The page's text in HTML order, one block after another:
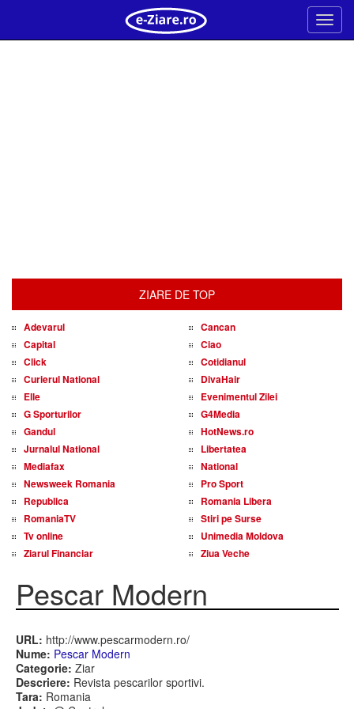
Meniu
ZIARE DE TOP
Adevarul
Cancan
Capital
Ciao
Click
Cotidianul
Curierul National
DivaHair
Elle
Evenimentul Zilei
G Sporturilor
G4Media
Gandul
HotNews.ro
Jurnalul National
Libertatea
Mediafax
National
Newsweek Romania
Pro Sport
Republica
Romania Libera
RomaniaTV
Stiri pe Surse
Tv online
Unimedia Moldova
Ziarul Financiar
Ziua Veche
Pescar Modern
URL: http://www.pescarmodern.ro/
Nume: Pescar Modern
Categorie: Ziar
Descriere: Revista pescarilor sportivi.
Tara: Romania